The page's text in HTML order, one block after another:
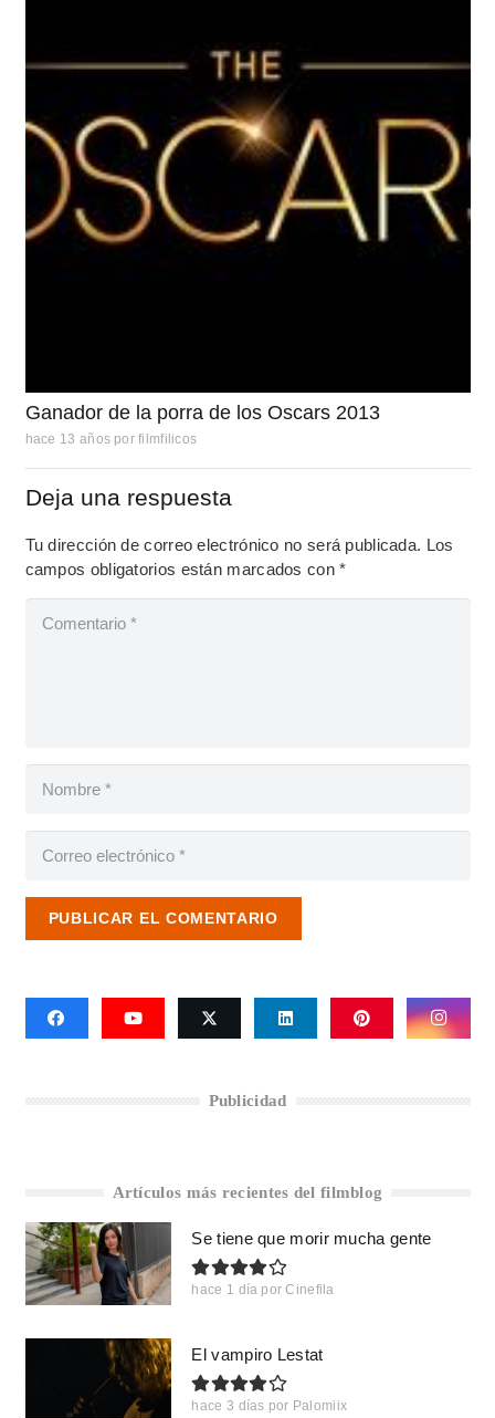
Ganador de la porra de los Oscars 2013
hace 13 años por filmfilicos
Deja una respuesta
Tu dirección de correo electrónico no será publicada. Los
campos obligatorios están marcados con*
PUBLICAR EL COMENTARIO
Publicidad
Artículos más recientes del filmblog
Se tiene que morir mucha gente
hace 1 día por Cinefila
El vampiro Lestat
hace 3 días por Palomiix